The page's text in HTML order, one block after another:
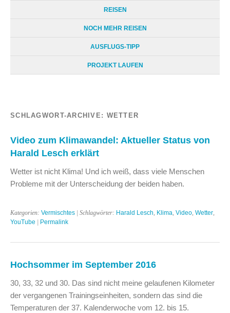
REISEN
NOCH MEHR REISEN
AUSFLUGS-TIPP
PROJEKT LAUFEN
SCHLAGWORT-ARCHIVE: WETTER
Video zum Klimawandel: Aktueller Status von
Harald Lesch erklärt
Wetter ist nicht Klima! Und ich weiß, dass viele Menschen
Probleme mit der Unterscheidung der beiden haben.
Kategorien: Vermischtes | Schlagwörter: Harald Lesch Klima Video Wetter
YouTube | Permalink
Hochsommer im September 2016
30, 33, 32 und 30. Das sind nicht meine gelaufenen Kilometer
der vergangenen Trainingseinheiten, sondern das sind die
Temperaturen der 37. Kalenderwoche vom 12. bis 15.